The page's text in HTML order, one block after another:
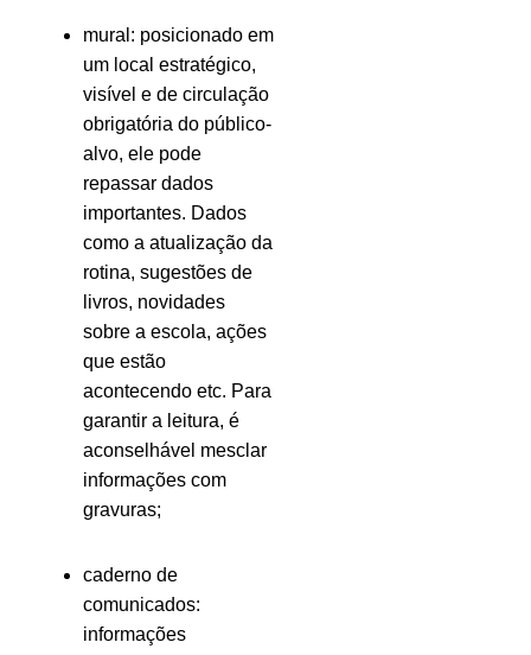
mural: posicionado em
um local estratégico,
visível e de circulação
obrigatória do público-
alvo, ele pode
repassar dados
importantes. Dados
como a atualização da
rotina, sugestões de
livros, novidades
sobre a escola, ações
que estão
acontecendo etc. Para
garantir a leitura, é
aconselhável mesclar
informações com
gravuras;
caderno de
comunicados:
informações